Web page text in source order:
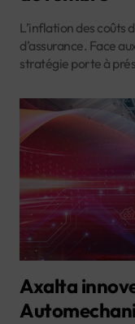
L’inflation des coûts
d’assurance. Face
stratégie porte à
Axalta